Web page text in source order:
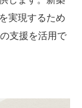
実現するため
支援を活用で